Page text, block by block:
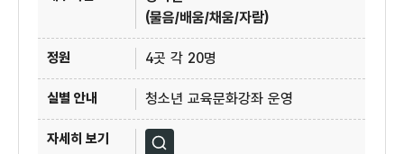
(물음/배움/채움/자람)
4곳 각 20명
청소년 교육문화강좌 운영